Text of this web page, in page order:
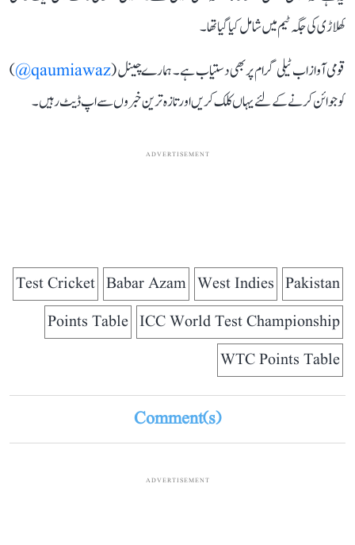
کھلاڑی کی جگہ ٹیم میں شامل کیا گیا تھا۔
قومی آواز اب ٹیلی گرام پر بھی دستیاب ہے۔ ہمارے چینل (qaumiawaz@
)
کو جوائن کرنے کے لئے یہاں کلک کریں اور تازہ ترین خبروں سے اپ ڈیٹ رہیں۔
ADVERTISEMENT
Pakistan
West Indies
Babar Azam
Test Cricket
ICC World Test Championship
Points Table
WTC Points Table
Comment(s)
ADVERTISEMENT